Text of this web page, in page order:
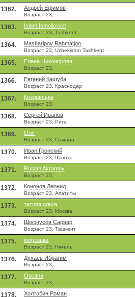
1362. Андрей Ефимов
Возраст 23,
1363. Islom Ismoilovich
Возраст 23, Tashkent
1364. Masharipov Rahmatjon
Возраст 23, Uzbekiston Tashkent
1365. Елена Никонорова
Возраст 23,
1366. Евгений Кашуба
Возраст 23, Краснодар
1367. Козловська
Возраст 23,
1368. Сергей Иванов
Возраст 23, Рига
1369. Оля
Возраст 23, Самара
1370. Иван Гронский
Возраст 23, Шахты
1371. Ruslan Akramov
Возраст 23,
1372. Кононов Леонид
Возраст 23, Апатиты
1373. титова ольга
Возраст 23, Москва
1374. Шоюнусов Сарвар
Возраст 23, Ташкент
1375. морковка
Возраст 23, Гомель
1376. Духаев Ибрагим
Возраст 23,
1377. Оксана
Возраст 23,
1378. Холтобин Роман